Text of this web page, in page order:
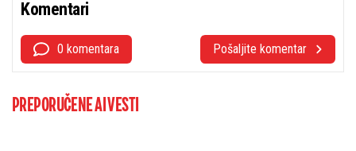
Komentari
0 komentara Pošaljite komentar
PREPORUČENE AI VESTI